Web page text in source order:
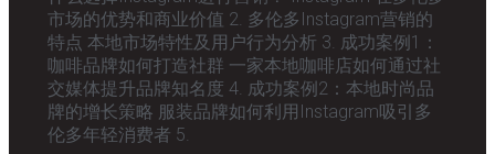
市场的优势和商业价值 2. 多伦多Instagram营销的
特点 本地市场特性及用户行为分析 3. 成功案例1：
咖啡品牌如何打造社群 一家本地咖啡店如何通过社
交媒体提升品牌知名度 4. 成功案例2：本地时尚品
牌的增长策略 服装品牌如何利用Instagram吸引多
伦多年轻消费者 5.